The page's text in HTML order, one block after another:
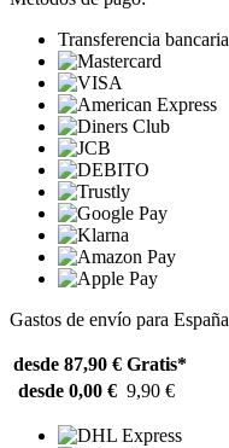
Transferencia bancaria
Gastos de envío para España
desde 87,90 € Gratis*
desde 0,00 € 9,90 €